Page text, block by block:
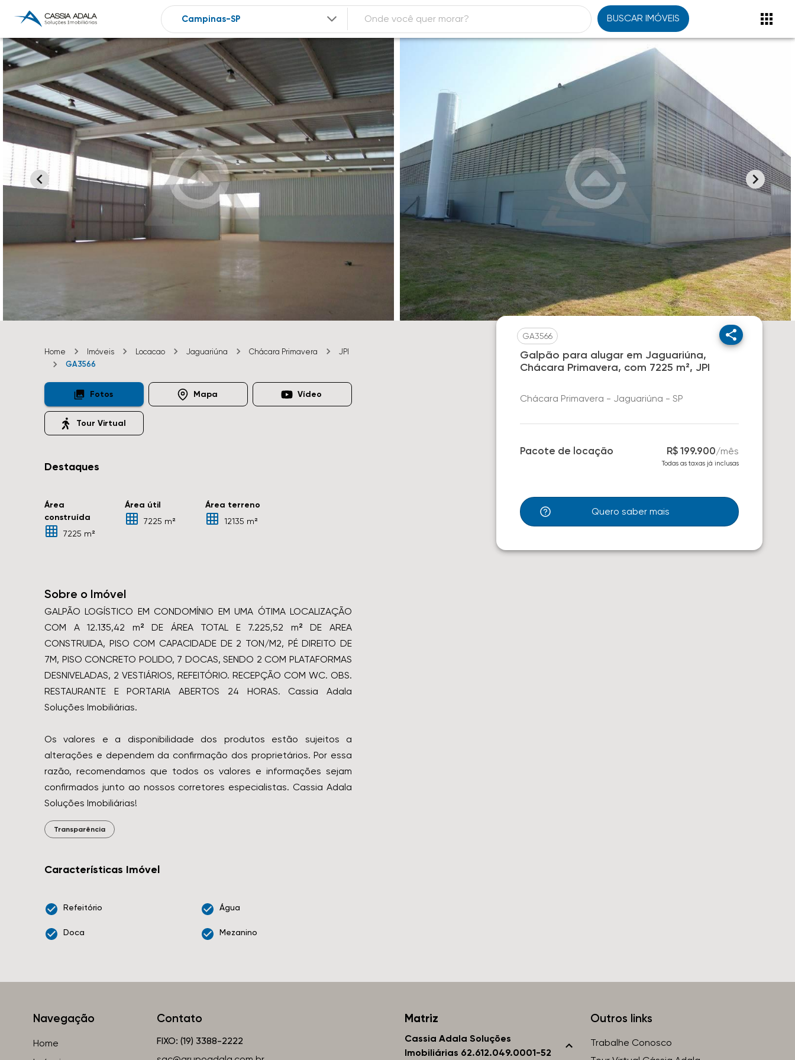
BUSCAR IMÓVEIS
Home Imóveis Locacao Jaguariúna Chácara Primavera
JPI
GA3566
Fotos Mapa Vídeo
Tour Virtual
Destaques
Área
construída
7225 m²
Área útil
7225 m²
Área terreno
12135 m²
Sobre o Imóvel
GALPÃO LOGÍSTICO EM CONDOMÍNIO EM UMA ÓTIMA LOCALIZAÇÃO
COM A 12.135,42 m² DE ÁREA TOTAL E 7.225,52 m² DE AREA
CONSTRUIDA, PISO COM CAPACIDADE DE 2 TON/M2, PÉ DIREITO DE
7M, PISO CONCRETO POLIDO, 7 DOCAS, SENDO 2 COM PLATAFORMAS
DESNIVELADAS, 2 VESTIÁRIOS, REFEITÓRIO. RECEPÇÃO COM WC. OBS.
RESTAURANTE E PORTARIA ABERTOS 24 HORAS. Cassia Adala
Soluções Imobiliárias.
Os valores e a disponibilidade dos produtos estão sujeitos a
alterações e dependem da confirmação dos proprietários. Por essa
razão, recomendamos que todos os valores e informações sejam
confirmados junto ao nossos corretores especialistas. Cassia Adala
Soluções Imobiliárias!
Transparência
Características Imóvel
Refeitório Água
Doca Mezanino
GA3566
Galpão para alugar em Jaguariúna,
Chácara Primavera, com 7225 m², JPI
Chácara Primavera - Jaguariúna - SP
Pacote de locação R$ 199.900/mês
Todas as taxas já inclusas
Quero saber mais
Navegação
Home
Contato
FIXO: (19) 3388-2222
Matriz
Cassia Adala Soluções
Imobiliárias 62.612.049.0001-52
Outros links
Trabalhe Conosco